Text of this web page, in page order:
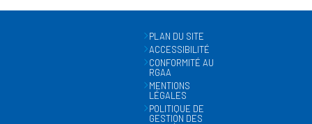
PLAN DU SITE
ACCESSIBILITÉ
CONFORMITÉ AU
RGAA
MENTIONS
LÉGALES
POLITIQUE DE
GESTION DES